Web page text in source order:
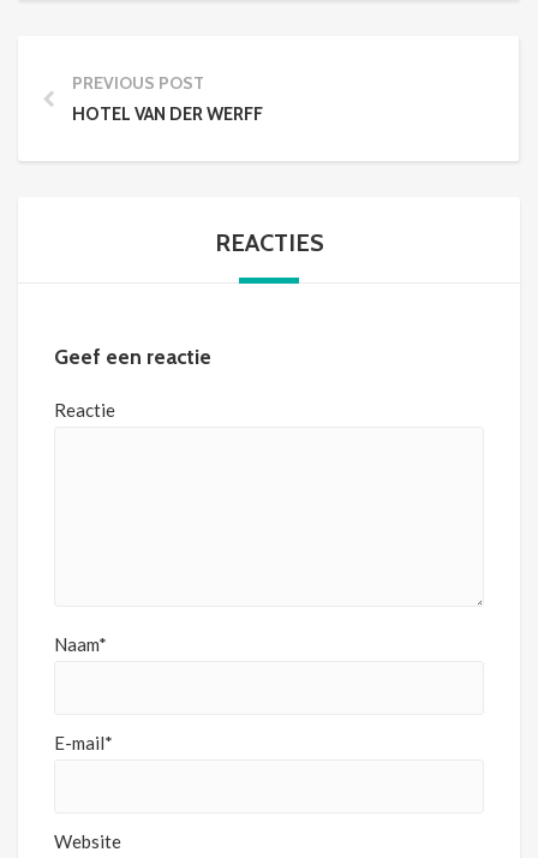
PREVIOUS POST
HOTEL VAN DER WERFF
REACTIES
Geef een reactie
Reactie
Naam*
E-mail*
Website